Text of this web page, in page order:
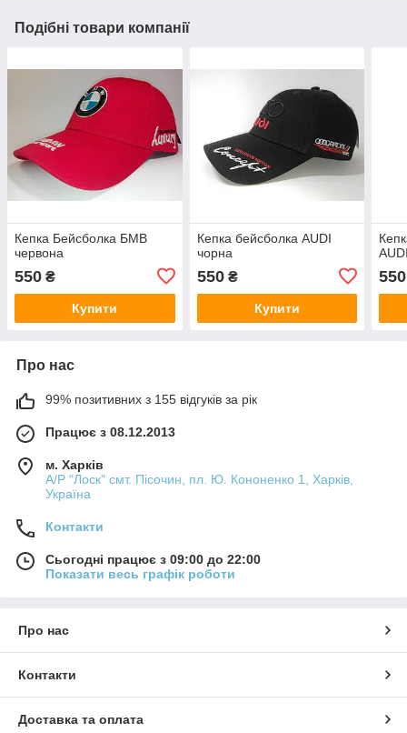
Подібні товари компанії
Кепка Бейсболка БМВ
червона
550 ₴
Купити
Кепка бейсболка AUDI
чорна
550₴
Купити
550
Про нас
99% позитивних з 155 відгуків за рік
Працює з 08.12.2013
м. Харків
А/Р "Лоск" смт. Пісочин, пл. Ю. Кононенко 1, Харків,
Україна
Контакти
Сьогодні працює з 09:00 до 22:00
Показати весь графік роботи
Про нас
Контакти
Доставка та оплата